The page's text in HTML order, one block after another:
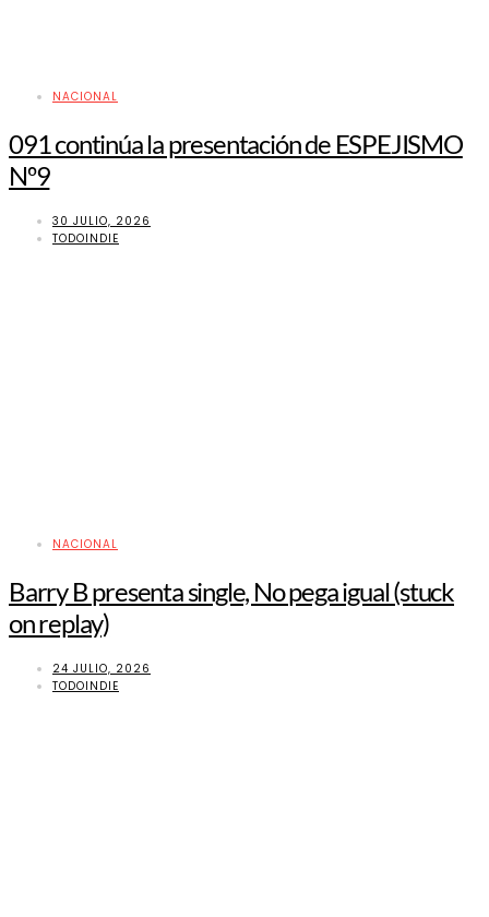
NACIONAL
091 continúa la presentación de ESPEJISMO
Nº9
30 JULIO, 2026
TODOINDIE
NACIONAL
Barry B presenta single, No pega igual (stuck
on replay)
24 JULIO, 2026
TODOINDIE